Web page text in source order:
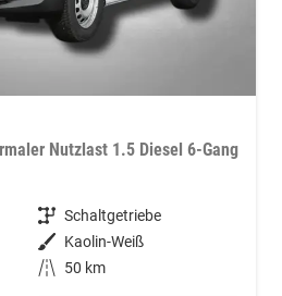
Nutzlast 1.5 Diesel 6-Gang
Getriebe Schaltgetriebe
Außenfarbe Kaolin-Weiß
Kilometerstand 50 km